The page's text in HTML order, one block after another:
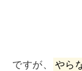
ですが、 やら